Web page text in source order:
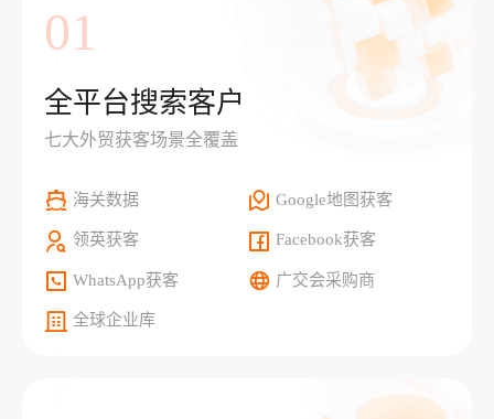
01
全平台搜索客户
七大外贸获客场景全覆盖
海关数据 Google地图获客
领英获客 Facebook获客
WhatsApp获客 广交会采购商
全球企业库